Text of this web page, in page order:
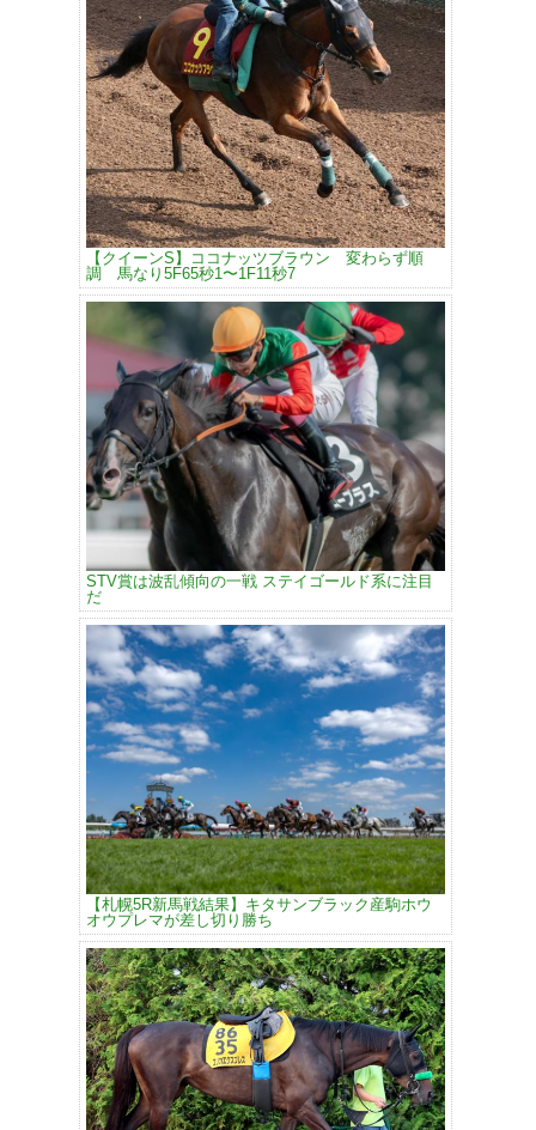
【クイーンS】ココナッツブラウン 変わらず順
調 馬なり5F65秒1〜1F11秒7
STV賞は波乱傾向の一戦 ステイゴールド系に注目
だ
【札幌5R新馬戦結果】キタサンブラック産駒ホウ
オウプレマが差し切り勝ち